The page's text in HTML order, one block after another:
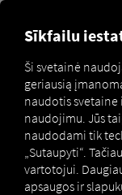
Šiame vadove
Order
užsakymus,
bei vairuotojų
Sīkfailu
Ši svetainė
geriausią
naudotis svetaine
naudojimu. Jūs
naudodami tik
„Sutaupyti“.
vartotojui.
apsaugos ir